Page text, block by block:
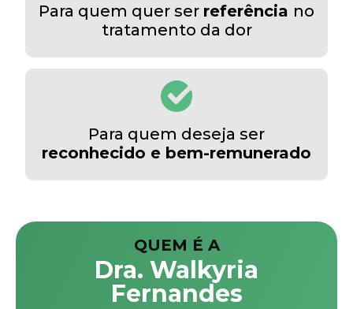
Para quem quer ser referência no
tratamento da dor
Para quem deseja ser
reconhecido e bem-remunerado
QUEM É A
Dra. Walkyria
Fernandes